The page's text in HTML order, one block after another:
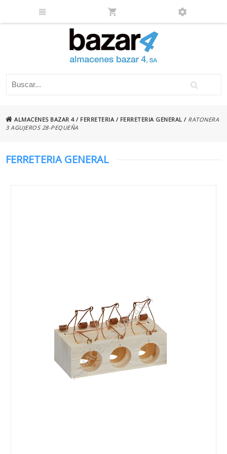
ALMACENES BAZAR 4/ FERRETERIA / FERRETERIA GENERAL / RATONERA
3 AGUJEROS 28-PEQUEÑA
FERRETERIA GENERAL